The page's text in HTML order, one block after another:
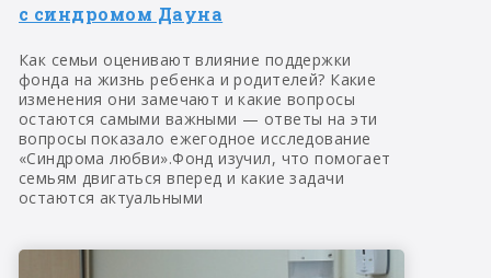
с синдромом Дауна
Как семьи оценивают влияние поддержки
фонда на жизнь ребенка и родителей? Какие
изменения они замечают и какие вопросы
остаются самыми важными — ответы на эти
вопросы показало ежегодное исследование
«Синдрома любви».Фонд изучил, что помогает
семьям двигаться вперед и какие задачи
остаются актуальными